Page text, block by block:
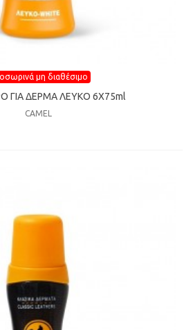
μη διαθέσιμο
ΓΙΑ ΔΕΡΜΑ ΛΕΥΚΟ 6Χ75ml
CAMEL